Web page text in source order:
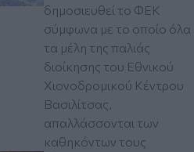
δημοσιευθεί το ΦΕΚ
σύμφωνα με το οποίο όλα
τα μέλη της παλιάς
διοίκησης του Εθνικού
Χιονοδρομικού Κέντρου
Βασιλίτσας,
απαλλάσσονται των
καθηκόντων τους